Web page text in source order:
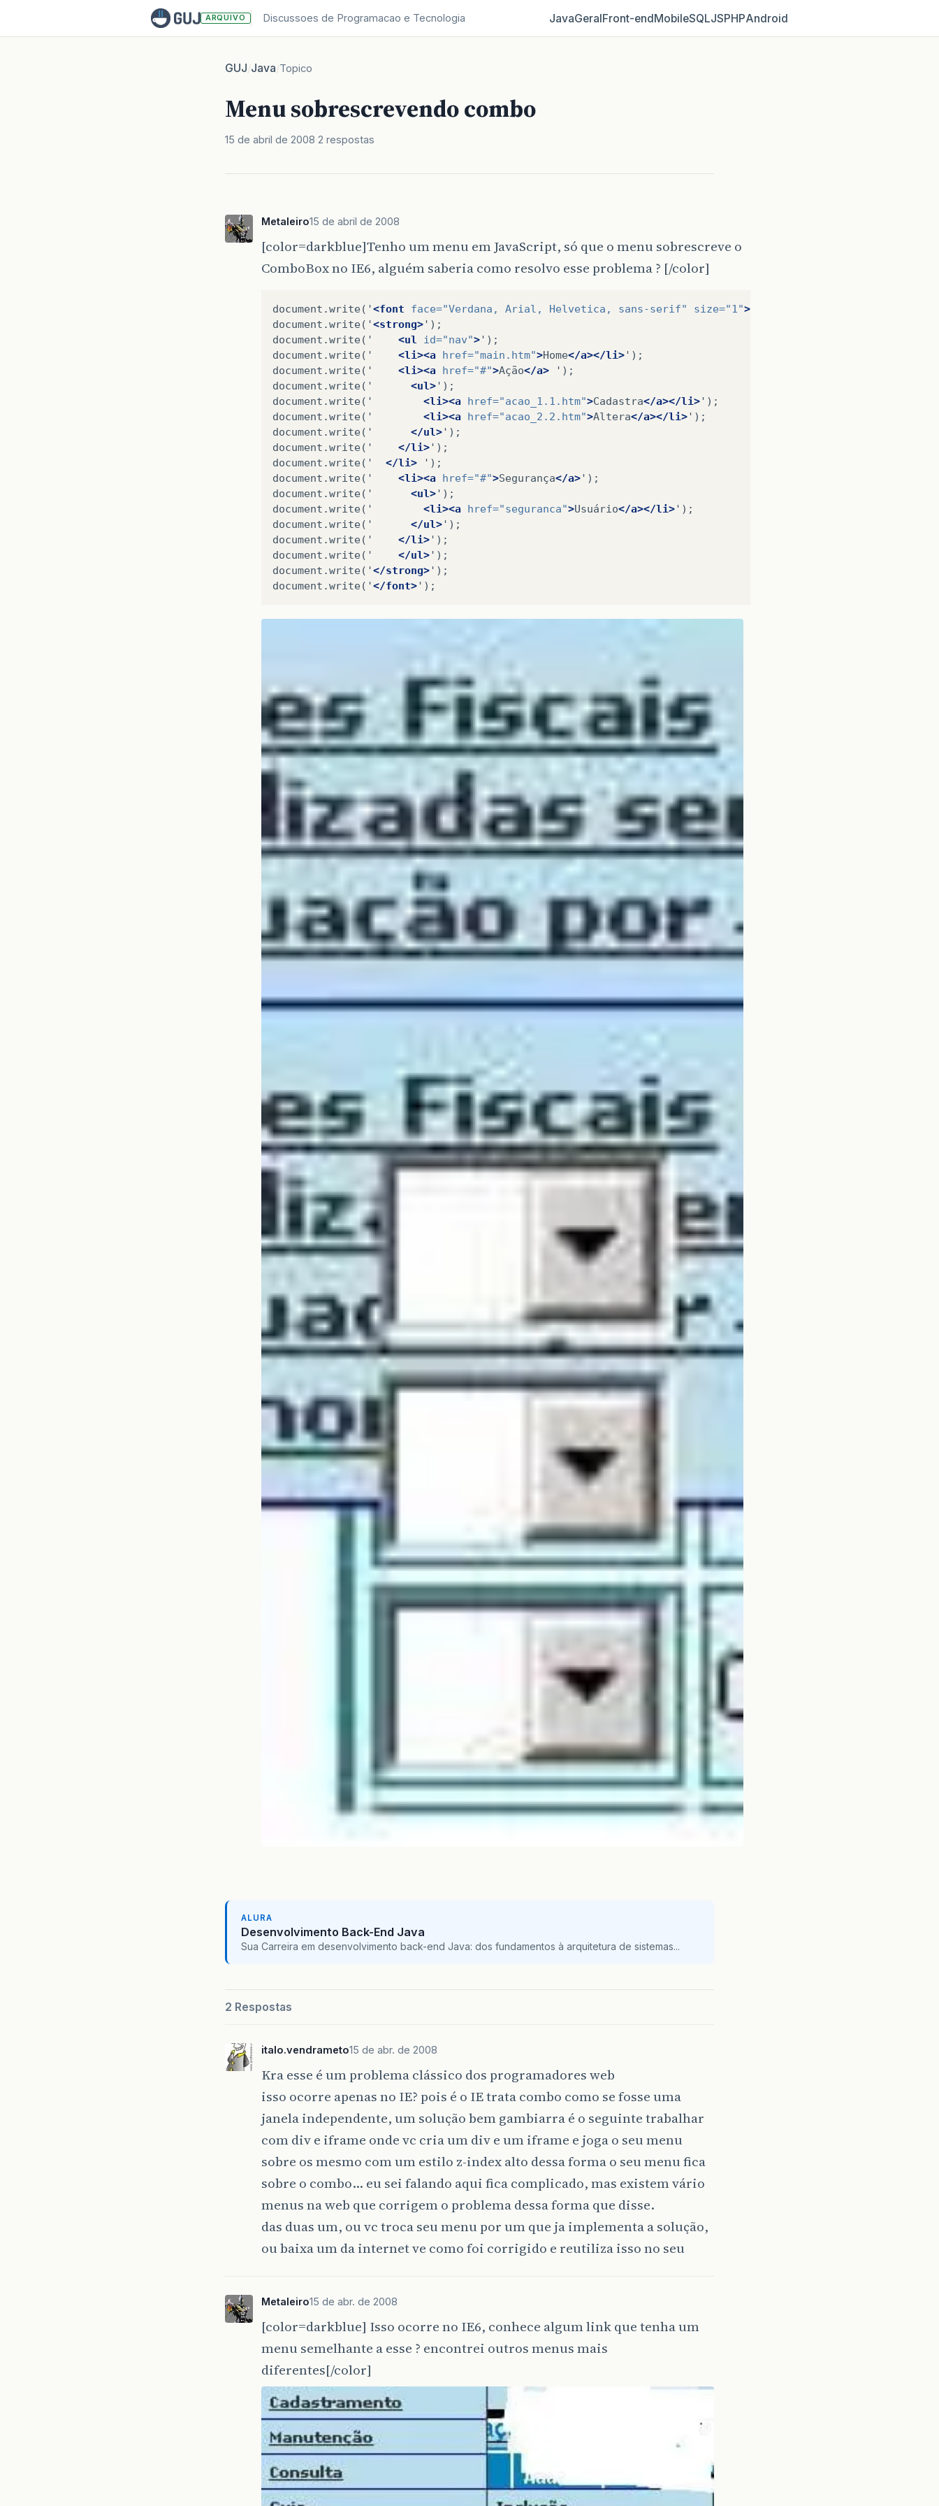
ARQUIVO Discussoes de Programacao e Tecnologia JavaGeralFront‑endMobileSQLJSPHPAndroid
GUJ/Java/Topico
Menu sobrescrevendo combo
15 de abril de 2008 2 respostas
Metaleiro15 de abril de 2008
[color=darkblue]Tenho um menu em JavaScript, só que o menu sobrescreve o
ComboBox no IE6, alguém saberia como resolvo esse problema ? [/color]
document.write('<font face="Verdana, Arial, Helvetica, sans-serif" size="1">
document.write('<strong>');
document.write('
<ul id="nav">');
document.write('
<li><a href="main.htm">Home</a></li>');
document.write('
<li><a href="#">Ação</a>
');
document.write('
<ul>');
document.write('
<li><a href="acao_1.1.htm">Cadastra</a></li>');
document.write('
<li><a href="acao_2.2.htm">Altera</a></li>');
document.write('
</ul>');
document.write('
</li>');
document.write('
</li>
');
document.write('
<li><a href="#">Segurança</a>');
document.write('
<ul>');
document.write('
<li><a href="seguranca">Usuário</a></li>');
document.write('
</ul>');
document.write('
</li>');
document.write('
</ul>');
document.write('</strong>');
document.write('</font>
ALURA
Desenvolvimento Back-End Java
Sua Carreira em desenvolvimento back-end Java: dos fundamentos à arquitetura de sistemas...
2 Respostas
italo.vendrameto15 de abr. de 2008
Kra esse é um problema clássico dos programadores web
isso ocorre apenas no IE? pois é o IE trata combo como se fosse uma
janela independente, um solução bem gambiarra é o seguinte trabalhar
com div e iframe onde vc cria um div e um iframe e joga o seu menu
sobre os mesmo com um estilo z-index alto dessa forma o seu menu fica
sobre o combo… eu sei falando aqui fica complicado, mas existem vário
menus na web que corrigem o problema dessa forma que disse.
das duas um, ou vc troca seu menu por um que ja implementa a solução,
ou baixa um da internet ve como foi corrigido e reutiliza isso no seu
Metaleiro15 de abr. de 2008
[color=darkblue] Isso ocorre no IE6, conhece algum link que tenha um
menu semelhante a esse ? encontrei outros menus mais
diferentes[/color]